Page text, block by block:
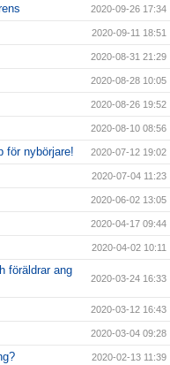
2020-09-26 17:34
2020-09-11 18:51
2020-08-31 21:29
2020-08-28 10:05
2020-08-26 19:52
2020-08-10 08:56
för nybörjare! 2020-07-12 19:02
2020-07-04 11:23
2020-06-02 13:05
2020-04-17 09:44
2020-04-02 10:11
föräldrar ang
2020-03-24 16:33
2020-03-12 16:43
2020-03-04 09:28
2020-02-13 11:39